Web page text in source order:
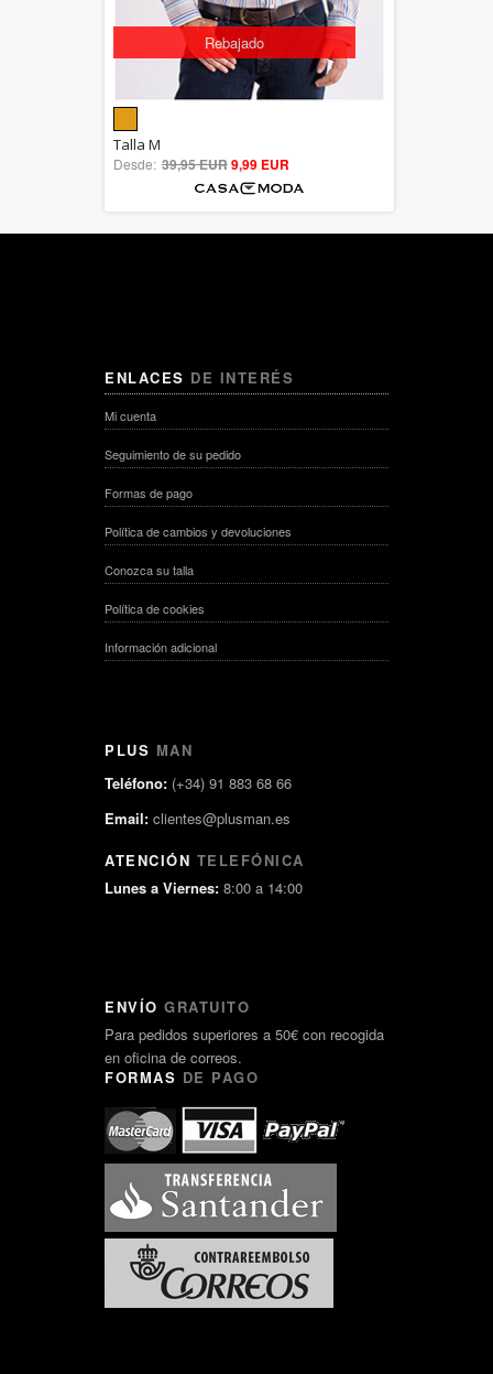
Rebajado
out of 5
Talla M
Desde: 39,95 EUR9,99 EUR
ENLACES DE INTERÉS
Mi cuenta
Seguimiento de su pedido
Formas de pago
Política de cambios y devoluciones
Conozca su talla
Política de cookies
Información adicional
PLUS MAN
Teléfono: (+34) 91 883 68 66
Email: clientes@plusman.es
ATENCIÓN TELEFÓNICA
Lunes a Viernes: 8:00 a 14:00
ENVÍO GRATUITO
Para pedidos superiores a 50€ con recogida
en oficina de correos.
FORMAS DE PAGO